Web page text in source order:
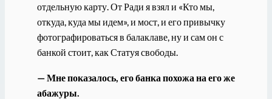
отдельную карту. От Ради я взял и «Кто мы,
откуда, куда мы идем», и мост, и его привычку
фотографироваться в балаклаве, ну и сам он с
банкой стоит, как Статуя свободы.
— Мне показалось, его банка похожа на его же
абажуры.